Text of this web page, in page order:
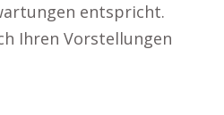
entspricht.
Ihren Vorstellungen